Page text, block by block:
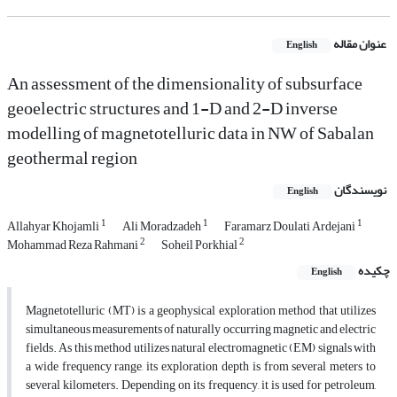
عنوان مقاله English
An assessment of the dimensionality of subsurface
geoelectric structures and 1-D and 2-D inverse
modelling of magnetotelluric data in NW of Sabalan
geothermal region
نویسندگان English
Allahyar Khojamli1 Ali Moradzadeh1 Faramarz Doulati Ardejani1
Mohammad Reza Rahmani2 Soheil Porkhial2
چکیده English
Magnetotelluric (MT) is a geophysical exploration method that utilizes
simultaneous measurements of naturally occurring magnetic and electric
fields. As this method utilizes natural electromagnetic (EM) signals with
a wide frequency range, its exploration depth is from several meters to
several kilometers. Depending on its frequency, it is used for petroleum,